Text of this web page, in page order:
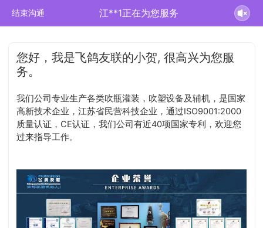
结束沟通 江**1正在为您服务
您好，我是飞鸽友联的小贺, 很高兴为您服
务。
我们公司专业生产各类吹瓶灌装，吹塑设备及辅机，是国家
高新技术企业，江苏省民营科技企业，通过ISO9001:2000
质量认证，CE认证，我们公司有近40项国家专利，欢迎您
过来指导工作。